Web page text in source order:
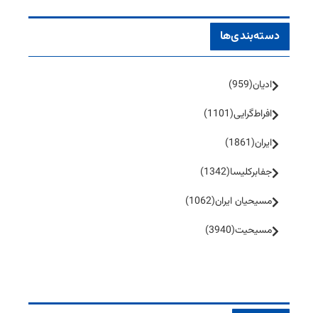
دسته‌بندی‌ها
ادیان(959)
افراط‌گرایی(1101)
ایران(1861)
جفا‌بر‌کلیسا(1342)
مسیحیان ایران(1062)
مسیحیت(3940)